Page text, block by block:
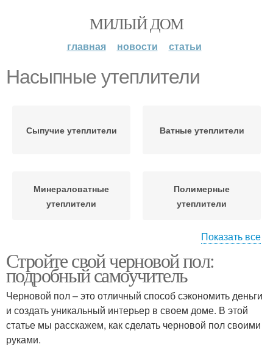
МИЛЫЙ ДОМ
главная новости статьи
Насыпные утеплители
Сыпучие утеплители Ватные утеплители
Минераловатные
утеплители
Полимерные
утеплители
Жидкие утеплители
Показать все
Стройте свой черновой пол:
подробный самоучитель
Черновой пол – это отличный способ сэкономить деньги
и создать уникальный интерьер в своем доме. В этой
статье мы расскажем, как сделать черновой пол своими
руками.